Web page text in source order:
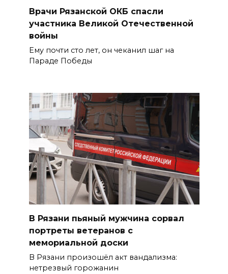
Врачи Рязанской ОКБ спасли
участника Великой Отечественной
войны
Ему почти сто лет, он чеканил шаг на
Параде Победы
В Рязани пьяный мужчина сорвал
портреты ветеранов с
мемориальной доски
В Рязани произошёл акт вандализма:
нетрезвый горожанин